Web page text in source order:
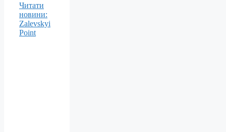
Читати
новини:
Zalevskyi
Point